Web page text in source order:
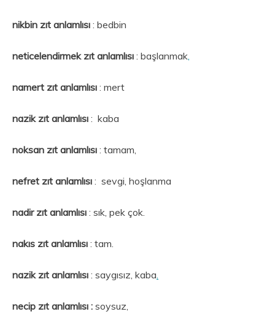
nikbin zıt anlamlısı : bedbin
neticelendirmek zıt anlamlısı : başlanmak
namert zıt anlamlısı : mert
nazik zıt anlamlısı : kaba
noksan zıt anlamlısı : tamam,
nefret zıt anlamlısı : sevgi, hoşlanma
nadir zıt anlamlısı : sık, pek çok.
nakıs zıt anlamlısı : tam.
nazik zıt anlamlısı : saygısız, kaba
necip zıt anlamlısı : soysuz,